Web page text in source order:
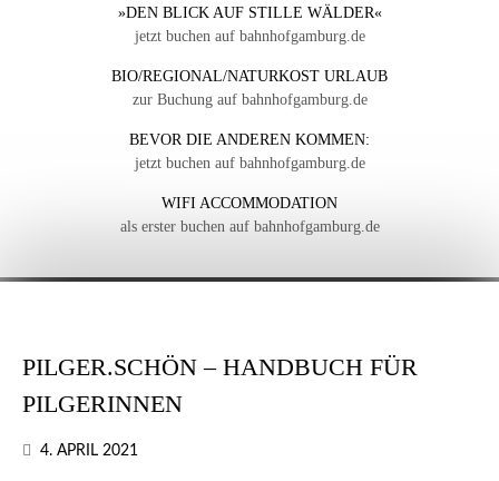
»DEN BLICK AUF STILLE WÄLDER«
jetzt buchen auf bahnhofgamburg.de
BIO/REGIONAL/NATURKOST URLAUB
zur Buchung auf bahnhofgamburg.de
BEVOR DIE ANDEREN KOMMEN:
jetzt buchen auf bahnhofgamburg.de
WIFI ACCOMMODATION
als erster buchen auf bahnhofgamburg.de
PILGER.SCHÖN – HANDBUCH FÜR
PILGERINNEN
4. APRIL 2021